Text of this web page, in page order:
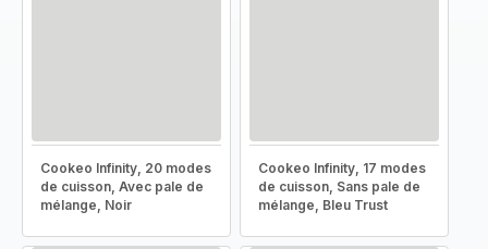
Cookeo Infinity, 20 modes
de cuisson, Avec pale de
mélange, Noir
Cookeo Infinity, 17 modes
de cuisson, Sans pale de
mélange, Bleu Trust